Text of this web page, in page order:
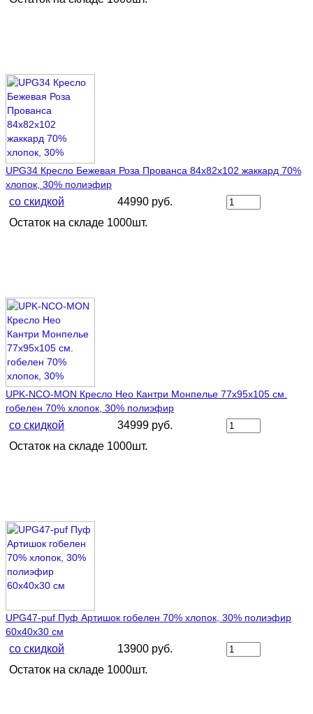
UPG34 Кресло Бежевая Роза Прованса 84х82х102 жаккард 70%
хлопок, 30% полиэфир
со скидкой
44990 руб.
Остаток на складе 1000шт.
UPK-NCO-MON Кресло Нео Кантри Монпелье 77х95х105 см.
гобелен 70% хлопок, 30% полиэфир
со скидкой
34999 руб.
Остаток на складе 1000шт.
UPG47-puf Пуф Артишок гобелен 70% хлопок, 30% полиэфир
60х40х30 см
со скидкой
13900 руб.
Остаток на складе 1000шт.